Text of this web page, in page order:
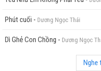
Phút cuối - Dương Ngọc Thái
Dì Ghẻ Con Chồng - Dương Ngọc
Nghe